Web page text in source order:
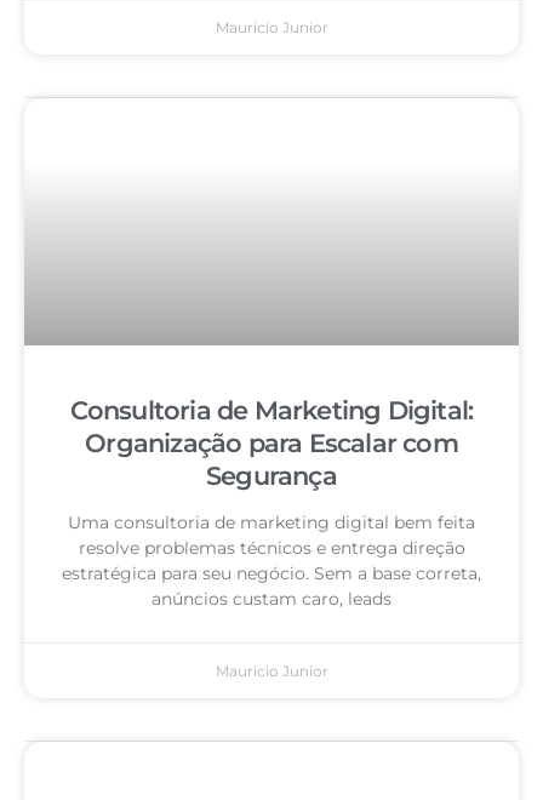
Mauricio Junior
Consultoria de Marketing Digital:
Organização para Escalar com
Segurança
Uma consultoria de marketing digital bem feita
resolve problemas técnicos e entrega direção
estratégica para seu negócio. Sem a base correta,
anúncios custam caro, leads
Mauricio Junior